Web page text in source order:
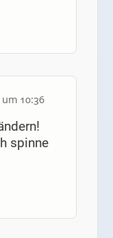
10:36
spinne